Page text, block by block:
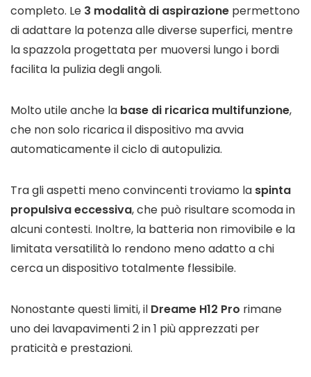
completo. Le 3 modalità di aspirazione permettono
di adattare la potenza alle diverse superfici, mentre
la spazzola progettata per muoversi lungo i bordi
facilita la pulizia degli angoli.
Molto utile anche la base di ricarica multifunzione,
che non solo ricarica il dispositivo ma avvia
automaticamente il ciclo di autopulizia.
Tra gli aspetti meno convincenti troviamo la spinta
propulsiva eccessiva, che può risultare scomoda in
alcuni contesti. Inoltre, la batteria non rimovibile e la
limitata versatilità lo rendono meno adatto a chi
cerca un dispositivo totalmente flessibile.
Nonostante questi limiti, il Dreame H12 Pro rimane
uno dei lavapavimenti 2 in 1 più apprezzati per
praticità e prestazioni.